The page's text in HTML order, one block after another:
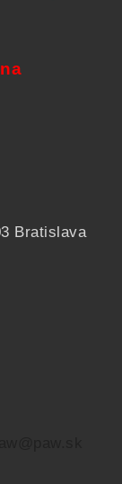
Bratislava